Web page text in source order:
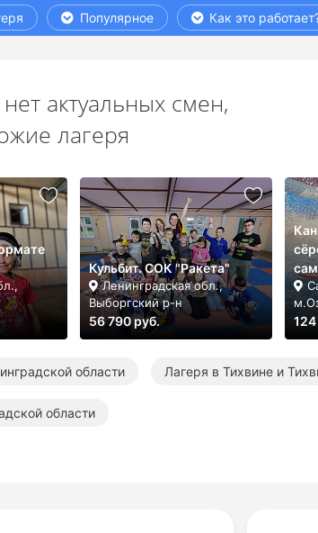
Популярное Как это
актуальных смен,
лагеря
Кульбит. СОК "Ракета"
Ленинградская обл.,
Выборгский р-н
56 790 руб.
области Лагеря в Тихвине и
области